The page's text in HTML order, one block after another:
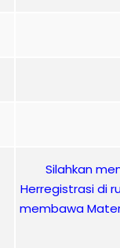
Silahkan
Herregistrasi di
membawa